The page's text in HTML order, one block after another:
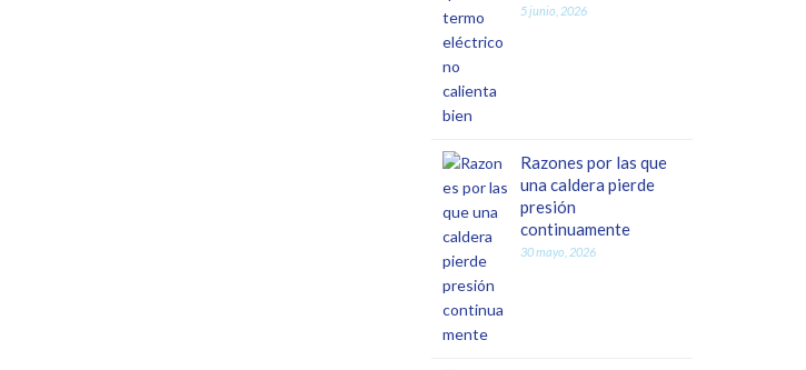
5 junio, 2026
Razones por las que
una caldera pierde
presión
continuamente
30 mayo, 2026